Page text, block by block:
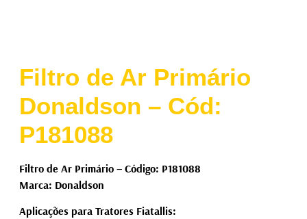
Filtro de Ar Primário
Donaldson – Cód:
P181088
Filtro de Ar Primário – Código: P181088
Marca: Donaldson
Aplicações para Tratores Fiatallis: